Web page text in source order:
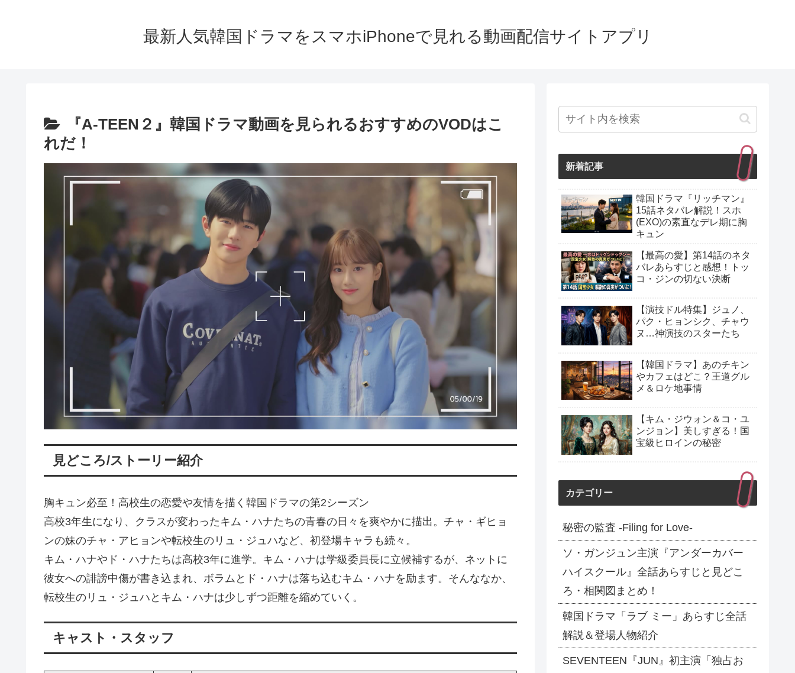
最新人気韓国ドラマをスマホiPhoneで見れる動画配信サイトアプリ
『A-TEEN２』韓国ドラマ動画を見られるおすすめのVODはこ
れだ！
見どころ/ストーリー紹介
胸キュン必至！高校生の恋愛や友情を描く韓国ドラマの第2シーズン
高校3年生になり、クラスが変わったキム・ハナたちの青春の日々を爽やかに描出。チャ・ギヒョ
ンの妹のチャ・アヒョンや転校生のリュ・ジュハなど、初登場キャラも続々。
キム・ハナやド・ハナたちは高校3年に進学。キム・ハナは学級委員長に立候補するが、ネットに
彼女への誹謗中傷が書き込まれ、ボラムとド・ハナは落ち込むキム・ハナを励ます。そんななか、
転校生のリュ・ジュハとキム・ハナは少しずつ距離を縮めていく。
キャスト・スタッフ
新着記事
韓国ドラマ『リッチマン』
15話ネタバレ解説！スホ
(EXO)の素直なデレ期に胸
キュン
【最高の愛】第14話のネタ
バレあらすじと感想！トッ
コ・ジンの切ない決断
【演技ドル特集】ジュノ、
パク・ヒョンシク、チャウ
ヌ…神演技のスターたち
【韓国ドラマ】あのチキン
やカフェはどこ？王道グル
メ＆ロケ地事情
【キム・ジウォン＆コ・ユ
ンジョン】美しすぎる！国
宝級ヒロインの秘密
カテゴリー
秘密の監査 -Filing for Love-
ソ・ガンジュン主演『アンダーカバー
ハイスクール』全話あらすじと見どこ
ろ・相関図まとめ！
韓国ドラマ「ラブ ミー」あらすじ全話
解説＆登場人物紹介
SEVENTEEN『JUN』初主演「独占お